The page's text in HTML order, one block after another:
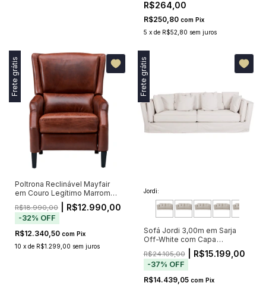
R$264,00
R$250,80 com Pix
5 x de R$52,80 sem juros
Frete grátis
Poltrona Reclinável Mayfair
em Couro Legítimo Marrom
com Encosto Alto
R$18.990,00 | R$12.990,00
-32% OFF
R$12.340,50 com Pix
10 x de R$1.299,00 sem juros
Frete grátis
Jordi:
Sofá Jordi 3,00m em Sarja
Off-White com Capa
R$24.105,00| R$15.199,00
-37% OFF
R$14.439,05 com Pix